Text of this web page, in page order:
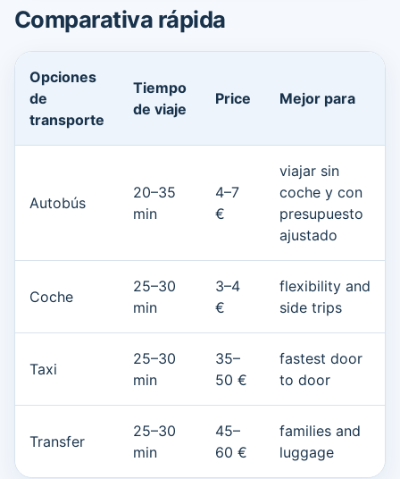
Comparativa rápida
Opciones
de
transporte
Tiempo
de viaje
Price Mejor para
Autobús
20–35
min
4–7
€
viajar sin
coche y con
presupuesto
ajustado
Coche
25–30
min
3–4
€
flexibility and
side trips
Taxi
25–30
min
35–
50 €
fastest door
to door
Transfer
25–30
min
45–
60 €
families and
luggage